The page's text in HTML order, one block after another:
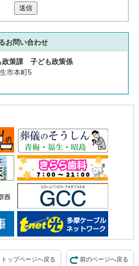
送信
お問い合わせ
策課 子ども政策係
市本町5
前のページへ戻る
トップページへ戻る